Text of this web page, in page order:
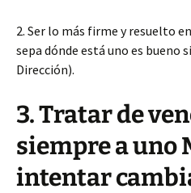
2. Ser lo más firme y resuelto
sepa dónde está uno es bueno
Dirección).
3. Tratar de
siempre a uno
intentar